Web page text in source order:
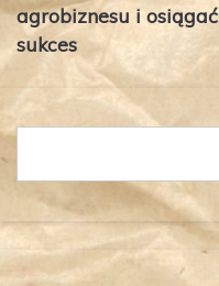
agrobiznesu i osiągać
sukces